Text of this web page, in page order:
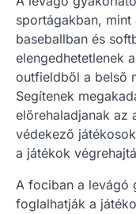
sportágakban,
baseballban és
elengedhetetlenek
outfieldből a belső
Segítenek
előrehaladjanak az
védekező
a játékok
A fociban a levágó
foglalhatják a